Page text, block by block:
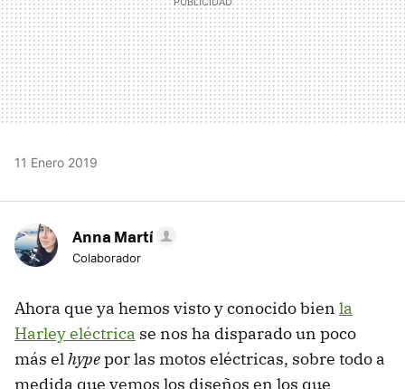
11 Enero 2019
Anna Martí
Colaborador
Ahora que ya hemos visto y conocido bien la
Harley eléctrica se nos ha disparado un poco
más elhypepor las motos eléctricas, sobre todo a
medida que vemos los diseños en los que